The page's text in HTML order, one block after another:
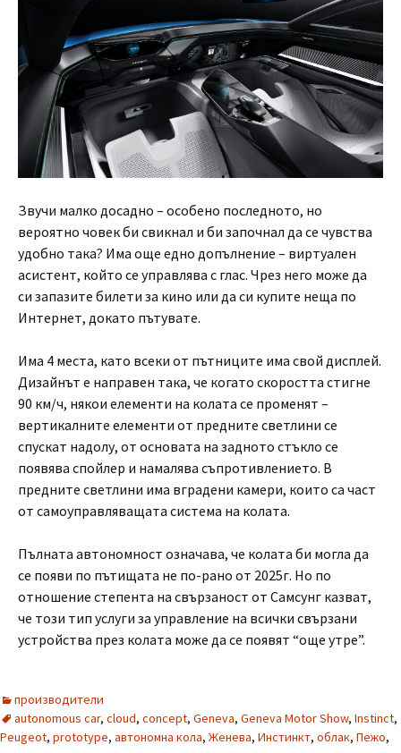
Звучи малко досадно – особено последното, но
вероятно човек би свикнал и би започнал да се чувства
удобно така? Има още едно допълнение – виртуален
асистент, който се управлява с глас. Чрез него може да
си запазите билети за кино или да си купите неща по
Интернет, докато пътувате.
Има 4 места, като всеки от пътниците има свой дисплей.
Дизайнът е направен така, че когато скоростта стигне
90 км/ч, някои елементи на колата се променят –
вертикалните елементи от предните светлини се
спускат надолу, от основата на задното стъкло се
появява спойлер и намалява съпротивлението. В
предните светлини има вградени камери, които са част
от самоуправляващата система на колата.
Пълната автономност означава, че колата би могла да
се появи по пътищата не по-рано от 2025г. Но по
отношение степента на свързаност от Самсунг казват,
че този тип услуги за управление на всички свързани
устройства през колата може да се появят “още утре”.
производители
autonomous car, cloud, concept, Geneva, Geneva Motor Show, Instinct,
Peugeot, prototype, автономна кола, Женева, Инстинкт, облак, Пежо,